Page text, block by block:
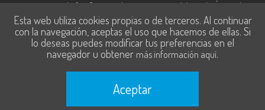
Este contenido fue financiado con recursos del Fondo Único de
Tecnologías de la Información y las Comunicaciones de MinTic.
Esta web utiliza cookies propias o de terceros. Al continuar
con la navegación, aceptas el uso que hacemos de ellas. Si
lo deseas puedes modificar tus preferencias en el
navegador u obtener más información aquí.
Aceptar